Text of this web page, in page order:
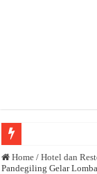
Anda butuh promosi
Home / Hotel dan
Pandegiling Gelar